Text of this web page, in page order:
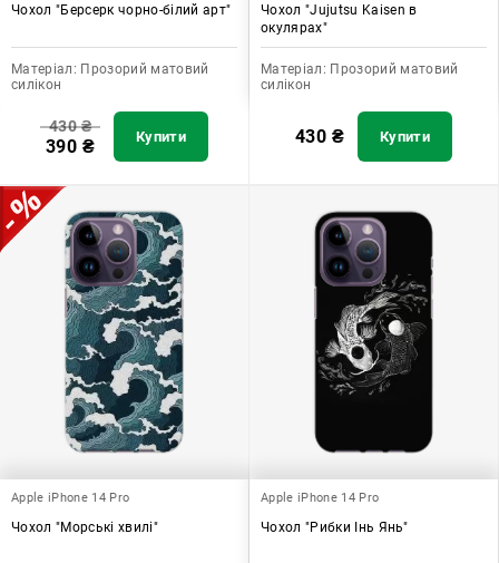
Чохол "Берсерк чорно-білий арт"
Матеріал: Прозорий матовий
силікон
430₴
390 ₴ Купити
Чохол "Jujutsu Kaisen в
окулярах"
Матеріал: Прозорий матовий
силікон
430 ₴ Купити
Apple iPhone 14 Pro
Чохол "Морські хвилі"
Apple iPhone 14 Pro
Чохол "Рибки Інь Янь"